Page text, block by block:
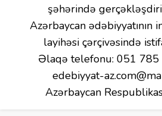
şəhərində
Azərbaycan ədəbiyyatının
layihəsi çərçivəsində
Əlaqə telefonu: 051 785
edebiyyat-
Azərbaycan